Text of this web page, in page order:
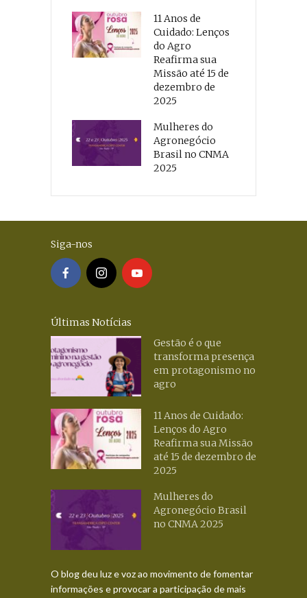
11 Anos de
Cuidado: Lenços
do Agro
Reafirma sua
Missão até 15 de
dezembro de
2025
Mulheres do
Agronegócio
Brasil no CNMA
2025
Siga-nos
Últimas Notícias
Gestão é o que
transforma presença
em protagonismo no
agro
11 Anos de Cuidado:
Lenços do Agro
Reafirma sua Missão
até 15 de dezembro de
2025
Mulheres do
Agronegócio Brasil
no CNMA 2025
O blog deu luz e voz ao movimento de fomentar
informações e provocar a participação de mais